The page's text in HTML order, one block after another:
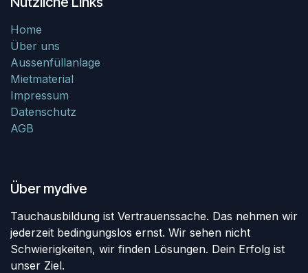
Home
Über uns
Aussenfüllanlage
Mietmaterial
Impressum
Datenschutz
AGB
Über mydive
Tauchausbildung ist Vertrauenssache. Das nehmen wir
jederzeit bedingungslos ernst. Wir sehen nicht
Schwierigkeiten, wir finden Lösungen. Dein Erfolg ist
unser Ziel.